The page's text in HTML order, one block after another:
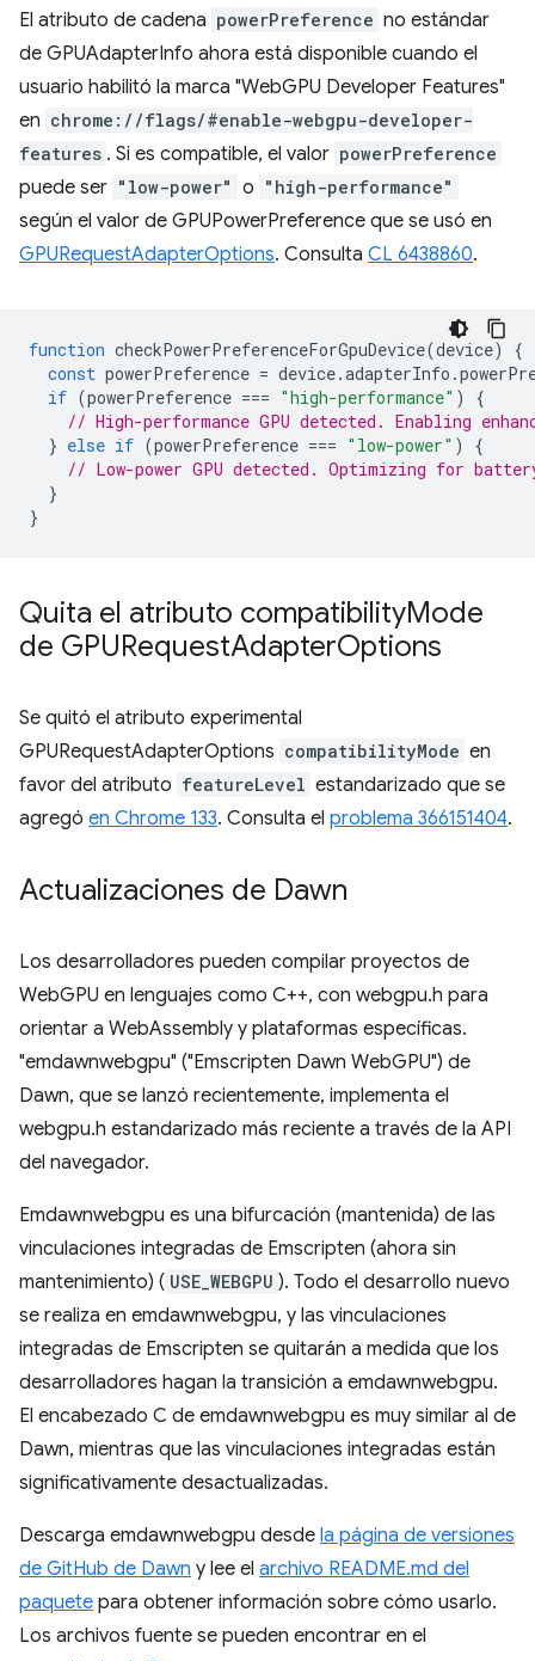
El atributo de cadena powerPreference no estándar
de GPUAdapterInfo ahora está disponible cuando el
usuario habilitó la marca "WebGPU Developer Features"
en chrome://flags/#enable-webgpu-developer-
features . Si es compatible, el valor powerPreference
puede ser "low-power" o "high-performance"
según el valor de GPUPowerPreference que se usó en
GPURequestAdapterOptions. Consulta CL 6438860.
function checkPowerPreferenceForGpuDevice(device)
{
const powerPreference = device.adapterInfo .
if (powerPreference === "high-performance" )
{
// High-performance GPU detected. Enabling
} else if (powerPreference === "low-power" )
{
// Low-power GPU detected. Optimizing for
}
}
Quita el atributo compatibilityMode
de GPURequestAdapterOptions
Se quitó el atributo experimental
GPURequestAdapterOptions compatibilityMode en
favor del atributo featureLevel estandarizado que se
agregó en Chrome 133. Consulta el problema 366151404.
Actualizaciones de Dawn
Los desarrolladores pueden compilar proyectos de
WebGPU en lenguajes como C++, con webgpu.h para
orientar a WebAssembly y plataformas específicas.
"emdawnwebgpu" ("Emscripten Dawn WebGPU") de
Dawn, que se lanzó recientemente, implementa el
webgpu.h estandarizado más reciente a través de la API
del navegador.
Emdawnwebgpu es una bifurcación (mantenida) de las
vinculaciones integradas de Emscripten (ahora sin
mantenimiento) ( USE_WEBGPU ). Todo el desarrollo nuevo
se realiza en emdawnwebgpu, y las vinculaciones
integradas de Emscripten se quitarán a medida que los
desarrolladores hagan la transición a emdawnwebgpu.
El encabezado C de emdawnwebgpu es muy similar al de
Dawn, mientras que las vinculaciones integradas están
significativamente desactualizadas.
Descarga emdawnwebgpu desde la página de versiones
de GitHub de Dawn y lee el archivo README.md del
paquete para obtener información sobre cómo usarlo.
Los archivos fuente se pueden encontrar en el